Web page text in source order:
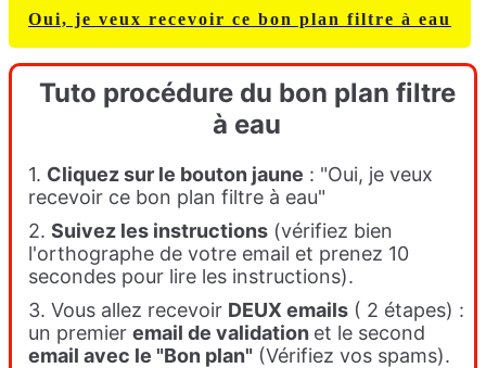
Oui, je veux recevoir ce bon plan filtre à eau
Tuto procédure du bon plan filtre
à eau
1. Cliquez sur le bouton jaune : "Oui, je veux
recevoir ce bon plan filtre à eau"
2. Suivez les instructions (vérifiez bien
l'orthographe de votre email et prenez 10
secondes pour lire les instructions).
3. Vous allez recevoir DEUX emails ( 2 étapes) :
un premier email de validation et le second
email avec le "Bon plan" (Vérifiez vos spams).